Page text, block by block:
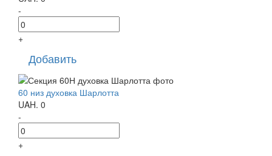
-
+
Добавить
60 низ духовка Шарлотта
UAH. 0
-
+